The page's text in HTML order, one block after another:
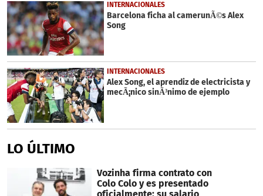
seconds
INTERNACIONALES
Barcelona ficha al camerunÃ©s Alex
Song
INTERNACIONALES
Alex Song, el aprendiz de electricista y
mecÃ¡nico sinÃ³nimo de ejemplo
LO ÚLTIMO
Vozinha firma contrato con
Colo Colo y es presentado